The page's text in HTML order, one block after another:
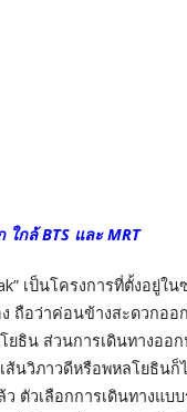
ใกล้ BTS และ MRT
เป็นโครงการที่ตั้งอยู่ใ
ง ถือว่าค่อนข้างสะดวกออ
ธิน ส่วนการเดินทางออก
ส้นวิภาวดีหรือพหลโยธิน
ตัวเลือกการเดินทางแบ